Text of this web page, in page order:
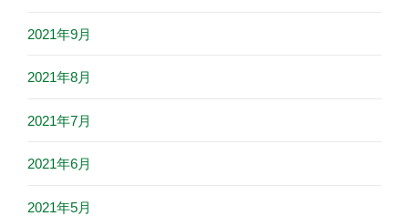
2021年9月
2021年8月
2021年7月
2021年6月
2021年5月